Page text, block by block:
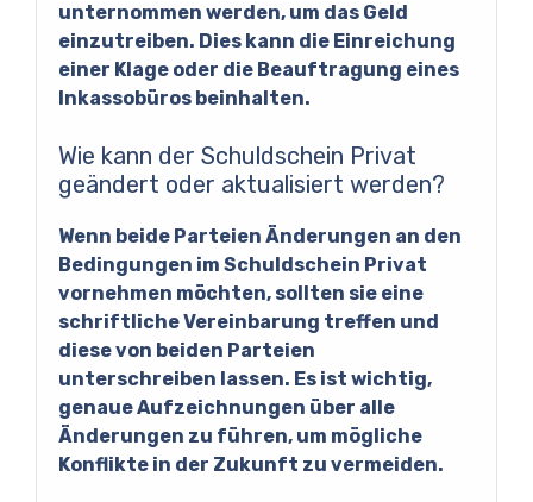
unternommen werden, um das Geld
einzutreiben. Dies kann die Einreichung
einer Klage oder die Beauftragung eines
Inkassobüros beinhalten.
Wie kann der Schuldschein Privat
geändert oder aktualisiert werden?
Wenn beide Parteien Änderungen an den
Bedingungen im Schuldschein Privat
vornehmen möchten, sollten sie eine
schriftliche Vereinbarung treffen und
diese von beiden Parteien
unterschreiben lassen. Es ist wichtig,
genaue Aufzeichnungen über alle
Änderungen zu führen, um mögliche
Konflikte in der Zukunft zu vermeiden.